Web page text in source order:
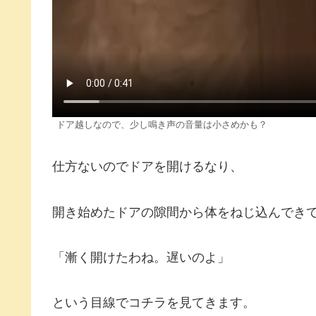
ドア越しなので、少し鳴き声の音量は小さめかも？
仕方ないのでドアを開けるなり、
開き始めたドアの隙間から体をねじ込んでき
「漸く開けたわね。遅いのよ」
という目線でコチラを見てきます。